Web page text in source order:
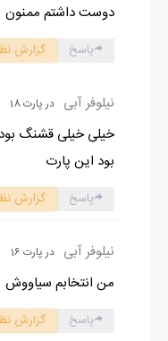
دوست داشتم ممنون
پاسخ گزارش
نیلوفر آبی در پارت 18
خیلی خیلی قشنگ بود
بود این پارت
پاسخ گزارش
نیلوفر آبی در پارت 16
من انتخابم سیاووش
پاسخ گزارش